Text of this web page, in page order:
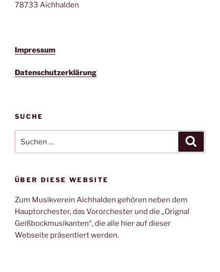
78733 Aichhalden
Impressum
Datenschutzerklärung
SUCHE
nach:
ÜBER DIESE WEBSITE
Zum Musikverein Aichhalden gehören neben dem
Hauptorchester, das Vororchester und die „Orignal
Geißbockmusikanten“, die alle hier auf dieser
Webseite präsentiert werden.